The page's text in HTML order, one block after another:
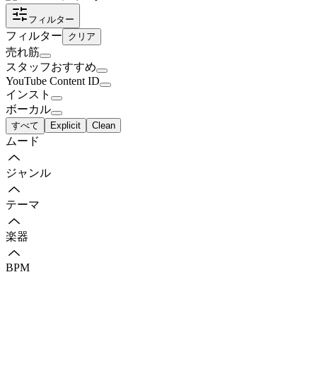
フィルター
フィルター クリア
売れ筋
スタッフおすすめ
YouTube Content ID
インスト
ボーカル
すべて Explicit Clean
ムード
ジャンル
テーマ
楽器
BPM